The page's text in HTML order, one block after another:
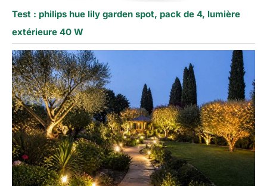
Test : philips hue lily garden spot, pack de 4, lumière
extérieure 40 W